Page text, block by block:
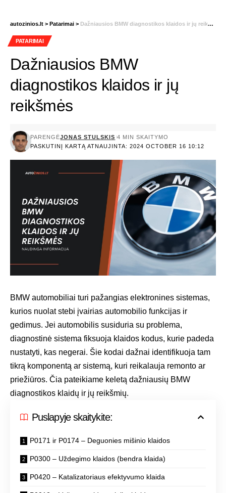
autozinios.lt > Patarimai > Dažniausios BMW diagnostikos klaidos ir jų reikšmės
PATARIMAI
Dažniausios BMW
diagnostikos klaidos ir jų
reikšmės
PASKUTINĮ KARTĄ ATNAUJINTA: 2024 OCTOBER 16 10:12
PARENGĖJONAS STULSKIS 4 MIN SKAITYMO
BMW automobiliai turi pažangias elektronines sistemas,
kurios nuolat stebi įvairias automobilio funkcijas ir
gedimus. Jei automobilis susiduria su problema,
diagnostinė sistema fiksuoja klaidos kodus, kurie padeda
nustatyti, kas negerai. Šie kodai dažnai identifikuoja tam
tikrą komponentą ar sistemą, kuri reikalauja remonto ar
priežiūros. Čia pateikiame keletą dažniausių BMW
diagnostikos klaidų ir jų reikšmių.
Puslapyje skaitykite:
P0171 ir P0174 – Deguonies mišinio klaidos
P0300 – Uždegimo klaidos (bendra klaida)
P0420 – Katalizatoriaus efektyvumo klaida